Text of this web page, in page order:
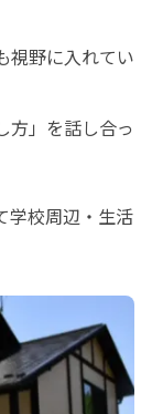
視野に入れてい
方」を話し合っ
学校周辺・生活